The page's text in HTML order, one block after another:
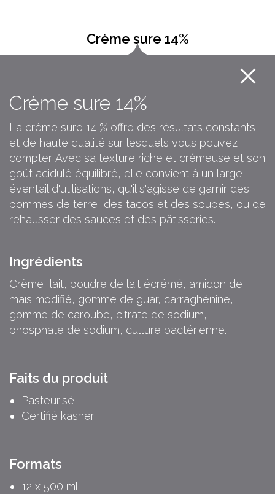
Crème sure 14%
Crème sure 14%
La crème sure 14 % offre des résultats constants
et de haute qualité sur lesquels vous pouvez
compter. Avec sa texture riche et crémeuse et son
goût acidulé équilibré, elle convient à un large
éventail d'utilisations, qu'il s'agisse de garnir des
pommes de terre, des tacos et des soupes, ou de
rehausser des sauces et des pâtisseries.
Ingrédients
Crème, lait, poudre de lait écrémé, amidon de
maïs modifié, gomme de guar, carraghénine,
gomme de caroube, citrate de sodium,
phosphate de sodium, culture bactérienne.
Faits du produit
Pasteurisé
Certifié kasher
Formats
12 x 500 ml